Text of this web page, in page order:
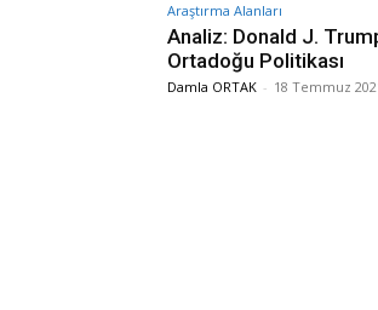
Araştırma Alanları
Analiz: Donald J.
Ortadoğu Politikası
Damla ORTAK - 18 Temmuz